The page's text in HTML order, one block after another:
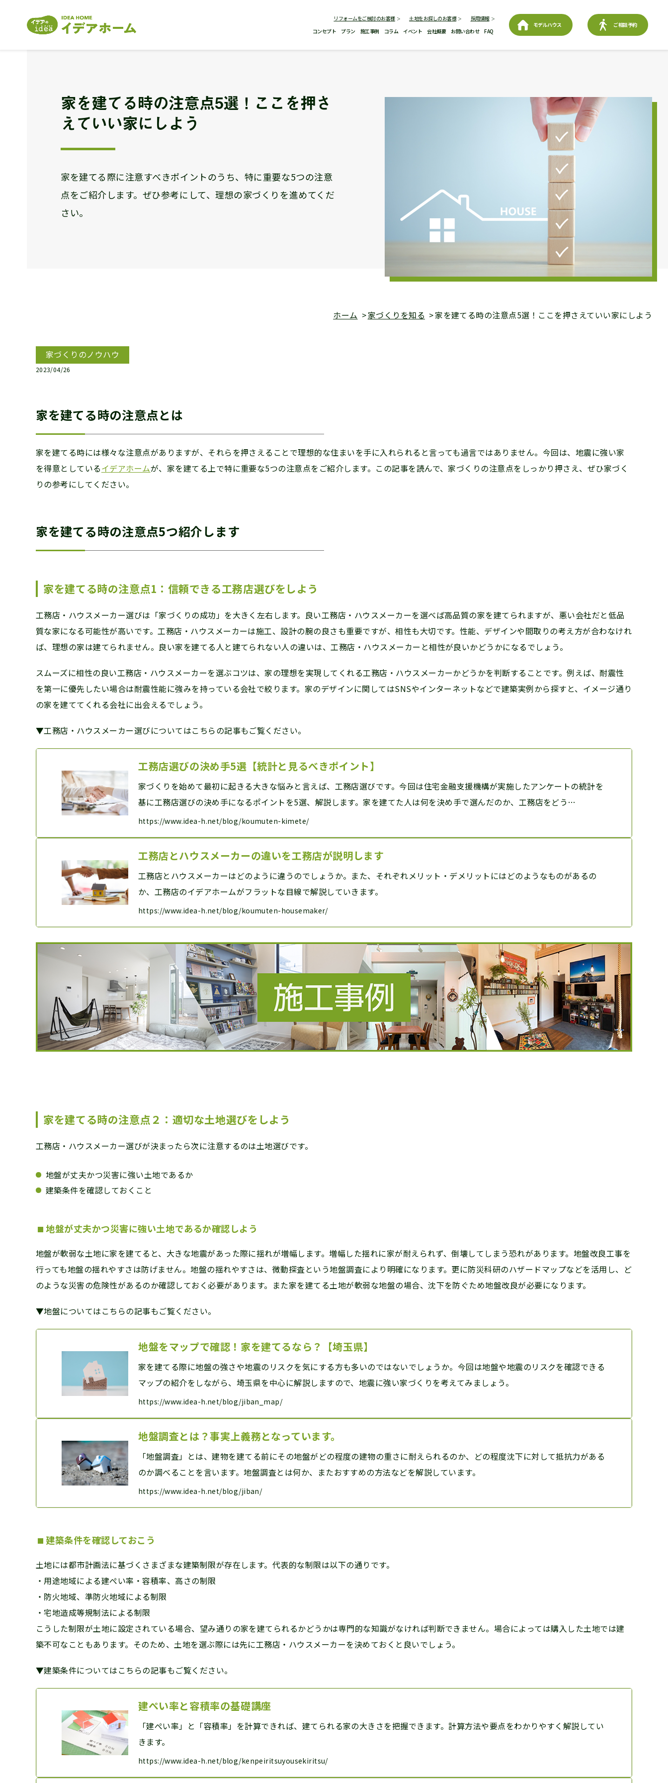
リフォームをご検討のお客様 土地をお探しのお客様
採用情報
コンセプト
プラン 施工事例 コラム イベント 会社概要 お問い合わせ FAQ
モデルハウス ご相談予約
家を建てる時の注意点5選！ここを押さ
えていい家にしよう
家を建てる際に注意すべきポイントのうち、特に重要な5つの注意
点をご紹介します。ぜひ参考にして、理想の家づくりを進めてくだ
さい。
ホーム 家づくりを知る 家を建てる時の注意点5選！ここを押さえていい家にしよう
家づくりのノウハウ
2023/04/26
家を建てる時の注意点とは
家を建てる時には様々な注意点がありますが、それらを押さえることで理想的な住まいを手に入れられると言っても過言ではありません。今回は、地震に強い家
を得意としているイデアホームが、家を建てる上で特に重要な5つの注意点をご紹介します。この記事を読んで、家づくりの注意点をしっかり押さえ、ぜひ家づく
りの参考にしてください。
家を建てる時の注意点5つ紹介します
家を建てる時の注意点1：信頼できる工務店選びをしよう
工務店・ハウスメーカー選びは「家づくりの成功」を大きく左右します。良い工務店・ハウスメーカーを選べば高品質の家を建てられますが、悪い会社だと低品
質な家になる可能性が高いです。工務店・ハウスメーカーは施工、設計の腕の良さも重要ですが、相性も大切です。性能、デザインや間取りの考え方が合わなけれ
ば、理想の家は建てられません。良い家を建てる人と建てられない人の違いは、工務店・ハウスメーカーと相性が良いかどうかになるでしょう。
スムーズに相性の良い工務店・ハウスメーカーを選ぶコツは、家の理想を実現してくれる工務店・ハウスメーカーかどうかを判断することです。例えば、耐震性
を第一に優先したい場合は耐震性能に強みを持っている会社で絞ります。家のデザインに関してはSNSやインターネットなどで建築実例から探すと、イメージ通り
の家を建ててくれる会社に出会えるでしょう。
▼工務店・ハウスメーカー選びについてはこちらの記事もご覧ください。
家を建てる時の注意点２：適切な土地選びをしよう
工務店・ハウスメーカー選びが決まったら次に注意するのは土地選びです。
地盤が丈夫かつ災害に強い土地であるか
建築条件を確認しておくこと
地盤が丈夫かつ災害に強い土地であるか確認しよう
地盤が軟弱な土地に家を建てると、大きな地震があった際に揺れが増幅します。増幅した揺れに家が耐えられず、倒壊してしまう恐れがあります。地盤改良工事を
行っても地盤の揺れやすさは防げません。地盤の揺れやすさは、微動探査という地盤調査により明確になります。更に防災科研のハザードマップなどを活用し、ど
のような災害の危険性があるのか確認しておく必要があります。また家を建てる土地が軟弱な地盤の場合、沈下を防ぐため地盤改良が必要になります。
▼地盤についてはこちらの記事もご覧ください。
建築条件を確認しておこう
土地には都市計画法に基づくさまざまな建築制限が存在します。代表的な制限は以下の通りです。
・用途地域による建ぺい率・容積率、高さの制限
・防火地域、準防火地域による制限
・宅地造成等規制法による制限
こうした制限が土地に設定されている場合、望み通りの家を建てられるかどうかは専門的な知識がなければ判断できません。場合によっては購入した土地では建
築不可なこともあります。そのため、土地を選ぶ際には先に工務店・ハウスメーカーを決めておくと良いでしょう。
▼建築条件についてはこちらの記事もご覧ください。